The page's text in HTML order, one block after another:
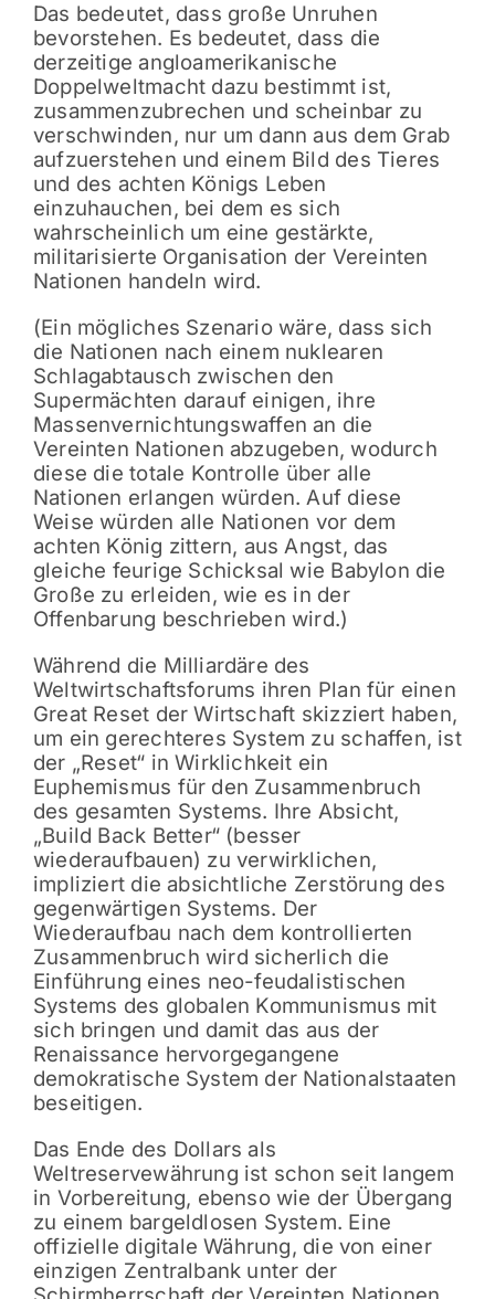
Das bedeutet, dass große Unruhen
bevorstehen. Es bedeutet, dass die
derzeitige angloamerikanische
Doppelweltmacht dazu bestimmt ist,
zusammenzubrechen und scheinbar zu
verschwinden, nur um dann aus dem Grab
aufzuerstehen und einem Bild des Tieres
und des achten Königs Leben
einzuhauchen, bei dem es sich
wahrscheinlich um eine gestärkte,
militarisierte Organisation der Vereinten
Nationen handeln wird.
(Ein mögliches Szenario wäre, dass sich
die Nationen nach einem nuklearen
Schlagabtausch zwischen den
Supermächten darauf einigen, ihre
Massenvernichtungswaffen an die
Vereinten Nationen abzugeben, wodurch
diese die totale Kontrolle über alle
Nationen erlangen würden. Auf diese
Weise würden alle Nationen vor dem
achten König zittern, aus Angst, das
gleiche feurige Schicksal wie Babylon die
Große zu erleiden, wie es in der
Offenbarung beschrieben wird.)
Während die Milliardäre des
Weltwirtschaftsforums ihren Plan für einen
Great Reset der Wirtschaft skizziert haben,
um ein gerechteres System zu schaffen, ist
der „Reset“ in Wirklichkeit ein
Euphemismus für den Zusammenbruch
des gesamten Systems. Ihre Absicht,
„Build Back Better“ (besser
wiederaufbauen) zu verwirklichen,
impliziert die absichtliche Zerstörung des
gegenwärtigen Systems. Der
Wiederaufbau nach dem kontrollierten
Zusammenbruch wird sicherlich die
Einführung eines neo-feudalistischen
Systems des globalen Kommunismus mit
sich bringen und damit das aus der
Renaissance hervorgegangene
demokratische System der Nationalstaaten
beseitigen.
Das Ende des Dollars als
Weltreservewährung ist schon seit langem
in Vorbereitung, ebenso wie der Übergang
zu einem bargeldlosen System. Eine
offizielle digitale Währung, die von einer
einzigen Zentralbank unter der